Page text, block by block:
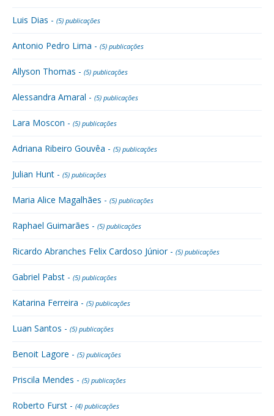
Luis Dias - (5) publicações
Antonio Pedro Lima - (5) publicações
Allyson Thomas - (5) publicações
Alessandra Amaral - (5) publicações
Lara Moscon - (5) publicações
Adriana Ribeiro Gouvêa - (5) publicações
Julian Hunt - (5) publicações
Maria Alice Magalhães - (5) publicações
Raphael Guimarães - (5) publicações
Ricardo Abranches Felix Cardoso Júnior - (5) publicações
Gabriel Pabst - (5) publicações
Katarina Ferreira - (5) publicações
Luan Santos - (5) publicações
Benoit Lagore - (5) publicações
Priscila Mendes - (5) publicações
Roberto Furst - (4) publicações